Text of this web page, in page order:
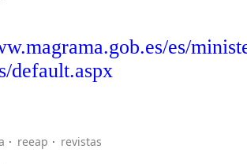
es/
default.aspx
reeap revistas